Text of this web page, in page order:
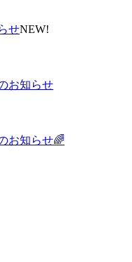
せNEW!
お知らせ
お知らせ🌈